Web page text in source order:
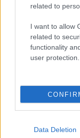
related to
I want to allow
related to
functionality
user protection.
Data Deletion